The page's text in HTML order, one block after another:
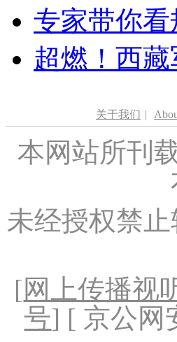
专家带你
超燃！西
关于我们 |
本网站所刊
未经授权禁
[网上传播视
号] [ 京公网